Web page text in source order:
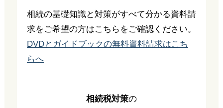
相続の基礎知識と対策がすべて分かる資料請
求をご希望の方はこちらをご確認ください。
DVDとガイドブックの無料資料請求はこち
らへ
相続税対策の